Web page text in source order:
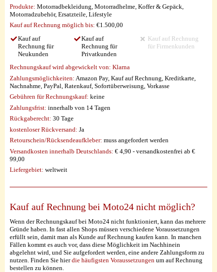
Produkte: Motorradbekleidung, Motorradhelme, Koffer & Gepäck,
Motorradzubehör, Ersatzteile, Lifestyle
Kauf auf Rechnung möglich bis: €1.500,00
Kauf auf
Rechnung für
Neukunden
Kauf auf
Rechnung für
Privatkunden
Kauf auf Rechnung
für Firmenkunden
Rechnungskauf wird abgewickelt von: Klarna
Zahlungsmöglichkeiten: Amazon Pay, Kauf auf Rechnung, Kreditkarte,
Nachnahme, PayPal, Ratenkauf, Sofortüberweisung, Vorkasse
Gebühren für Rechnungskauf: keine
Zahlungsfrist: innerhalb von 14 Tagen
Rückgaberecht: 30 Tage
kostenloser Rückversand: Ja
Retourschein/Rücksendeaufkleber: muss angefordert werden
Versandkosten innerhalb Deutschlands: € 4,90 - versandkostenfrei ab €
99,00
Liefergebiet: weltweit
Kauf auf Rechnung bei Moto24 nicht möglich?
Wenn der Rechnungskauf bei Moto24 nicht funktioniert, kann das mehrere
Gründe haben. In fast allen Shops müssen verschiedene Voraussetzungen
erfüllt sein, damit man als Kunde auf Rechnung kaufen kann. In manchen
Fällen kommt es auch vor, dass diese Möglichkeit im Nachhinein
abgelehnt wird, und Sie aufgefordert werden, eine andere Zahlungsform zu
nutzen. Finden Sie hierdie häufigsten Voraussetzungen um auf Rechnung
bestellen zu können.